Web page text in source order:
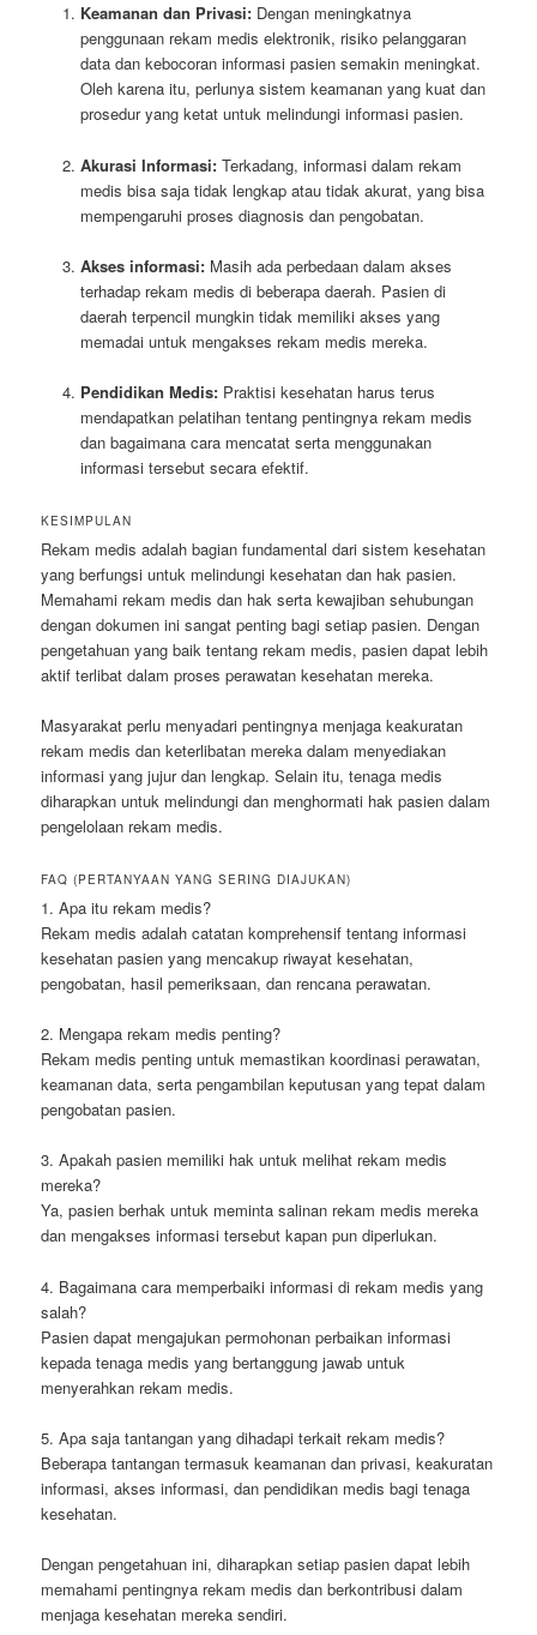
Keamanan dan Privasi:Dengan meningkatnya
penggunaan rekam medis elektronik, risiko pelanggaran
data dan kebocoran informasi pasien semakin meningkat.
Oleh karena itu, perlunya sistem keamanan yang kuat dan
prosedur yang ketat untuk melindungi informasi pasien.
Akurasi Informasi:Terkadang, informasi dalam rekam
medis bisa saja tidak lengkap atau tidak akurat, yang bisa
mempengaruhi proses diagnosis dan pengobatan.
Akses informasi:Masih ada perbedaan dalam akses
terhadap rekam medis di beberapa daerah. Pasien di
daerah terpencil mungkin tidak memiliki akses yang
memadai untuk mengakses rekam medis mereka.
Pendidikan Medis:Praktisi kesehatan harus terus
mendapatkan pelatihan tentang pentingnya rekam medis
dan bagaimana cara mencatat serta menggunakan
informasi tersebut secara efektif.
KESIMPULAN
Rekam medis adalah bagian fundamental dari sistem kesehatan
yang berfungsi untuk melindungi kesehatan dan hak pasien.
Memahami rekam medis dan hak serta kewajiban sehubungan
dengan dokumen ini sangat penting bagi setiap pasien. Dengan
pengetahuan yang baik tentang rekam medis, pasien dapat lebih
aktif terlibat dalam proses perawatan kesehatan mereka.
Masyarakat perlu menyadari pentingnya menjaga keakuratan
rekam medis dan keterlibatan mereka dalam menyediakan
informasi yang jujur dan lengkap. Selain itu, tenaga medis
diharapkan untuk melindungi dan menghormati hak pasien dalam
pengelolaan rekam medis.
FAQ (PERTANYAAN YANG SERING DIAJUKAN)
1. Apa itu rekam medis?
Rekam medis adalah catatan komprehensif tentang informasi
kesehatan pasien yang mencakup riwayat kesehatan,
pengobatan, hasil pemeriksaan, dan rencana perawatan.
2. Mengapa rekam medis penting?
Rekam medis penting untuk memastikan koordinasi perawatan,
keamanan data, serta pengambilan keputusan yang tepat dalam
pengobatan pasien.
3. Apakah pasien memiliki hak untuk melihat rekam medis
mereka?
Ya, pasien berhak untuk meminta salinan rekam medis mereka
dan mengakses informasi tersebut kapan pun diperlukan.
4. Bagaimana cara memperbaiki informasi di rekam medis yang
salah?
Pasien dapat mengajukan permohonan perbaikan informasi
kepada tenaga medis yang bertanggung jawab untuk
menyerahkan rekam medis.
5. Apa saja tantangan yang dihadapi terkait rekam medis?
Beberapa tantangan termasuk keamanan dan privasi, keakuratan
informasi, akses informasi, dan pendidikan medis bagi tenaga
kesehatan.
Dengan pengetahuan ini, diharapkan setiap pasien dapat lebih
memahami pentingnya rekam medis dan berkontribusi dalam
menjaga kesehatan mereka sendiri.